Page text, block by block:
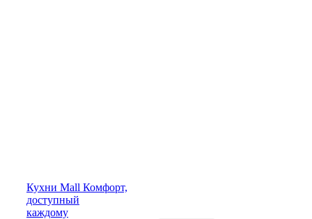
Кухни Mall Комфорт,
доступный
каждому